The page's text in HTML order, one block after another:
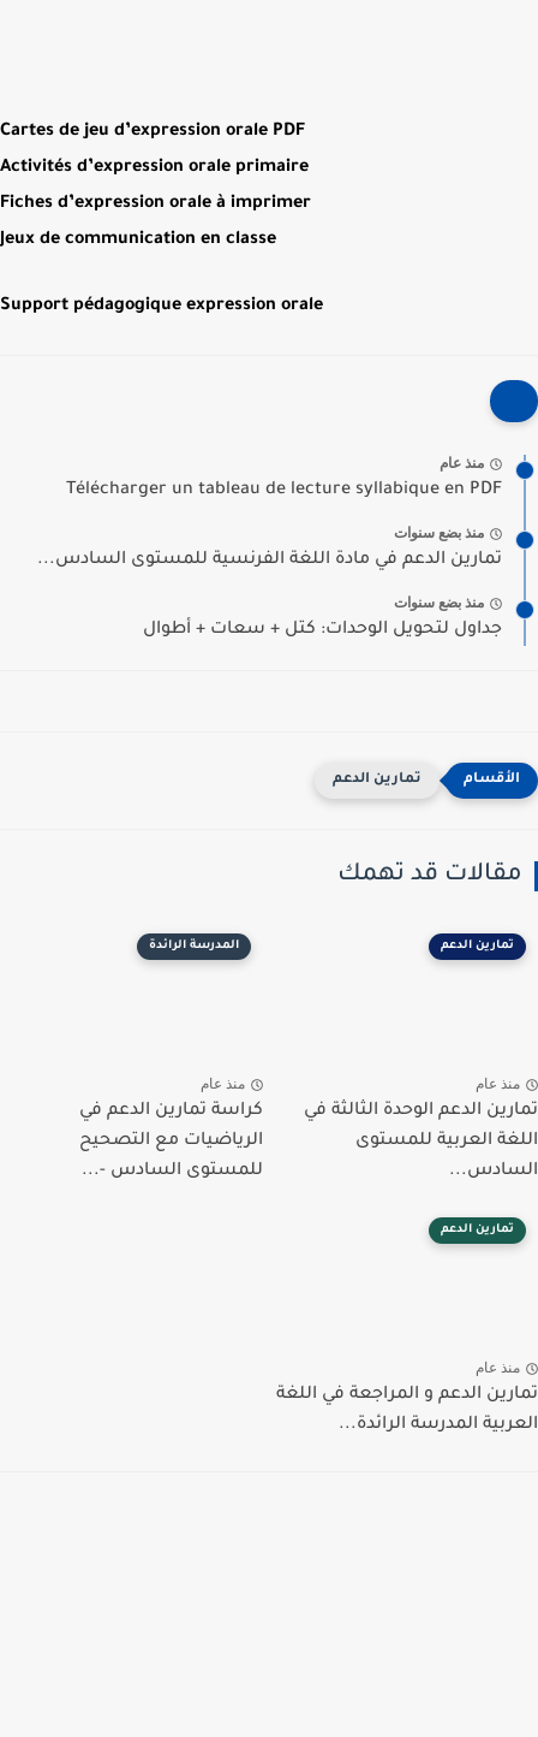
Cartes de jeu d’expression orale PDF
Activités d’expression orale primaire
Fiches d’expression orale à imprimer
Jeux de communication en classe
Support pédagogique expression orale
منذ عام
Télécharger un tableau de lecture syllabique en PDF
منذ بضع سنوات
تمارين الدعم في مادة اللغة الفرنسية للمستوى السادس...
منذ بضع سنوات
جداول لتحويل الوحدات: كتل + سعات + أطوال
تمارين الدعم
مقالات قد تهمك
تمارين الدعم
منذ عام
تمارين الدعم الوحدة الثالثة في
اللغة العربية للمستوى
السادس...
المدرسة الرائدة
منذ عام
كراسة تمارين الدعم في
الرياضيات مع التصحيح
للمستوى السادس -...
تمارين الدعم
منذ عام
تمارين الدعم و المراجعة في اللغة
العربية المدرسة الرائدة...